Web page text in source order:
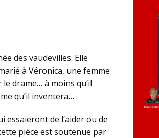
des vaudevilles. Elle
à Véronica, une femme
drame… à moins qu’il
qu’il inventera…
essaieront de l’aider ou de
pièce est soutenue par